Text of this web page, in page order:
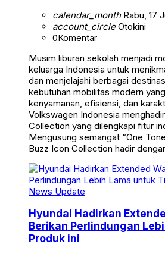
calendar_monthRabu, 17
account_circleOtokini
0Komentar
Musim liburan sekolah menjadi
keluarga Indonesia untuk
dan menjelajahi berbagai
kebutuhan mobilitas modern
kenyamanan, efisiensi, dan
Volkswagen Indonesia
Collection yang dilengkapi fitur
Mengusung semangat “One
Buzz Icon Collection hadir
News Update
Hyundai Hadirkan
Berikan Perlindungan
Produk ini